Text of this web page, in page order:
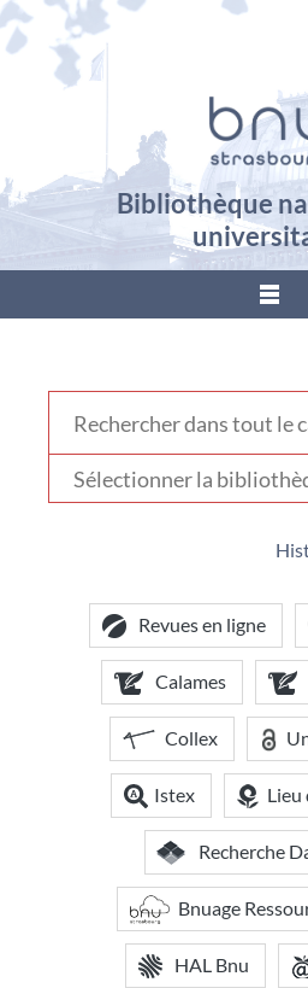
Bibliothèque
???
votre
bibliothèque
Revues en ligne
Calames
Collex
Istex Lieu
Recherche
Bnuage
HAL Bnu